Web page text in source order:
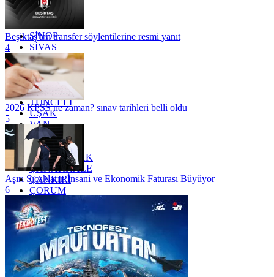
RİZE
SAKARYA
SİNOP
SİVAS
SİİRT
TEKİRDAĞ
TOKAT
TRABZON
TUNCELİ
UŞAK
VAN
YALOVA
YOZGAT
ZONGULDAK
ÇANAKKALE
ÇANKIRI
ÇORUM
İSTANBUL
İZMİR
ŞANLIURFA
ŞIRNAK
Beşiktaş'tan transfer söylentilerine resmi yanıt
4
2026 KPSS ne zaman? sınav tarihleri belli oldu
5
Aşırı Sıcakların İnsani ve Ekonomik Faturası Büyüyor
6